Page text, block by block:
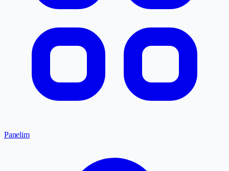
Panelim